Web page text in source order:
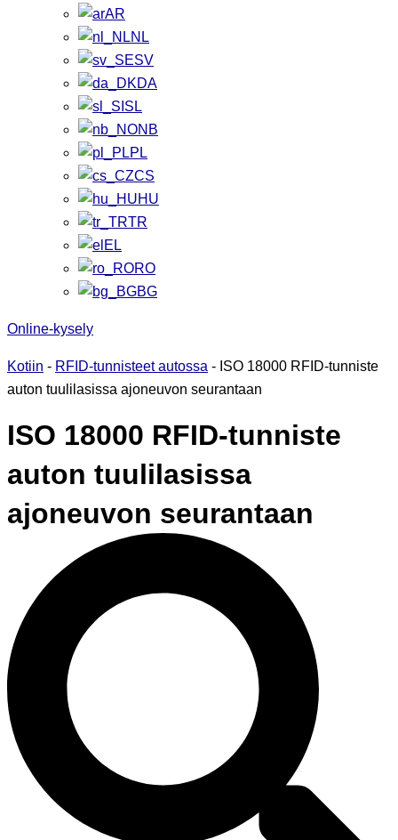
AR
NL
SV
DA
SL
NB
PL
CS
HU
TR
EL
RO
BG
Online-kysely
Kotiin - RFID-tunnisteet autossa - ISO 18000 RFID-tunniste
auton tuulilasissa ajoneuvon seurantaan
ISO 18000 RFID-tunniste
auton tuulilasissa
ajoneuvon seurantaan